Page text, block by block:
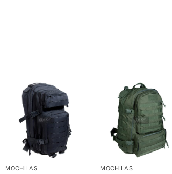
MOCHILAS MOCHILAS